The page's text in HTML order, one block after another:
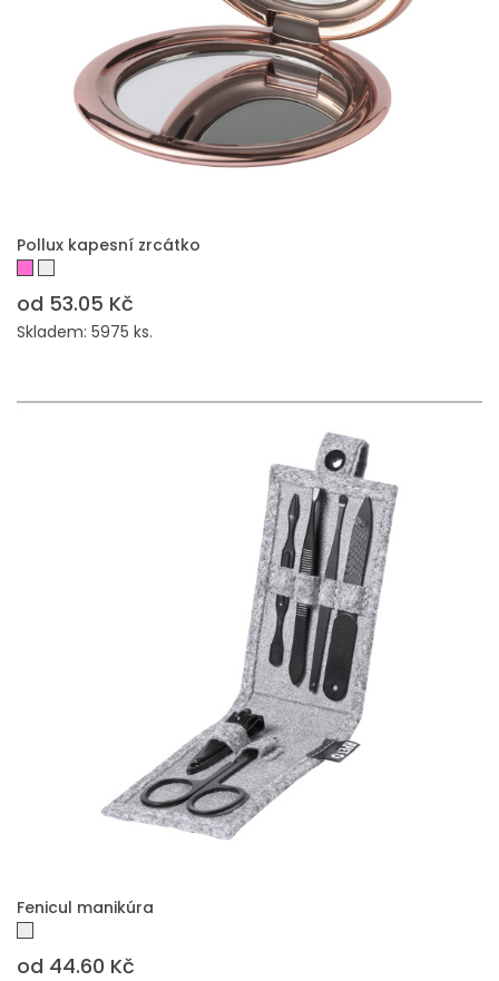
PŘIDAT DO POPTÁVKY
Pollux kapesní zrcátko
od 53.05 Kč
Skladem: 5975 ks.
PŘIDAT DO POPTÁVKY
Fenicul manikúra
od 44.60 Kč